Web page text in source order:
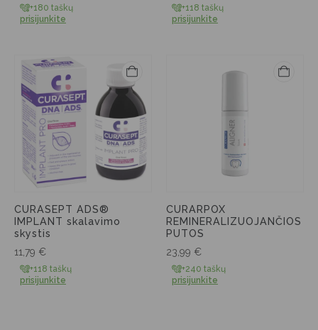
+180 taškų
prisijunkite
+118 taškų
prisijunkite
CURASEPT ADS®
IMPLANT skalavimo
skystis
11,79 €
+118 taškų
prisijunkite
CURARPOX
REMINERALIZUOJANČIOS
PUTOS
23,99 €
+240 taškų
prisijunkite